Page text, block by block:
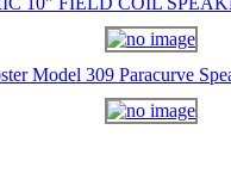
Model 309 Paracurve